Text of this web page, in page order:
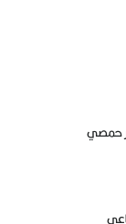
حمصي